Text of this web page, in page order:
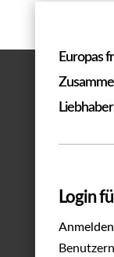
Europas
Login
Anmelden